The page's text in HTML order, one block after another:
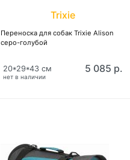
Trixie
Переноска для собак Trixie Alison
серо-голубой
нет в наличии
20*29*43 см 5 085 р.